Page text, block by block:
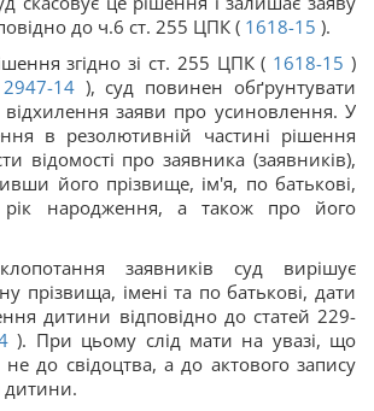
до ч.6 ст. 255 ЦПК ( 1618-15 ).
згідно зі ст. 255 ЦПК ( 1618-15 )
2947-14), суд повинен обґрунтувати
заяви про усиновлення. У
в резолютивній частині рішення
відомості про заявника (заявників),
його прізвище, ім'я, по батькові,
рік народження, а також про його
заявників суд вирішує
прізвища, імені та по батькові, дати
дитини відповідно до статей 229-
). При цьому слід мати на увазі, що
не до свідоцтва, а до актового запису